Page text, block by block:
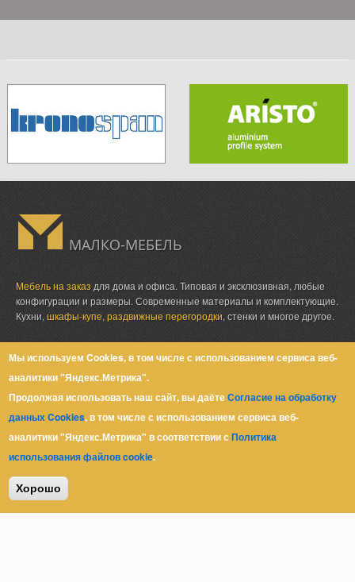
МАЛКО-МЕБЕЛЬ
Мебель на заказ для дома и офиса. Типовая и эксклюзивная, любые
конфигурации и размеры. Современные материалы и комплектующие.
Кухни, шкафы-купе, раздвижные перегородки, стенки и многое другое.
Юр. адрес: Ростов-на-Дону,
+7 (863) 279-39-80
+7 (918) 51-06-999
zakaz@malkomebel.ru
Мы используем Cookies, в том числе с использованием сервиса веб-
аналитики "Яндекс.Метрика".
Продолжая использовать наш сайт, вы даётеСогласие на обработку
данных Cookies, в том числе с использованием сервиса веб-
аналитики "Яндекс.Метрика" в соответствии сПолитика
использования файлов cookie.
Хорошо